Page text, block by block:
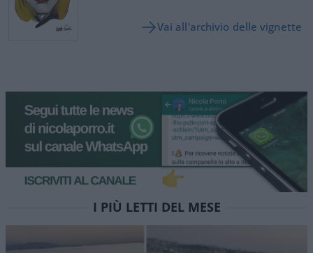
Vai all'archivio delle vignette
I PIÙ LETTI DEL MESE